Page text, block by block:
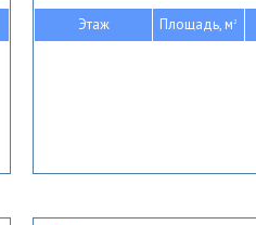
Этаж Площадь, м2